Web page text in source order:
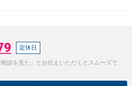
定休日
談を見た」とお伝えいただくとスムーズで